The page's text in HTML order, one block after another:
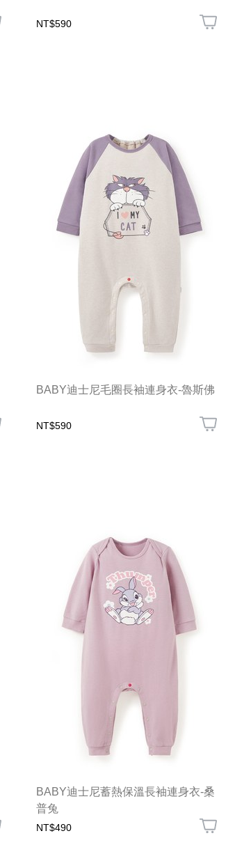
NT$590
BABY迪士尼毛圈長袖連身衣-魯斯佛
NT$590
BABY迪士尼蓄熱保溫長袖連身衣-桑
普兔
NT$490